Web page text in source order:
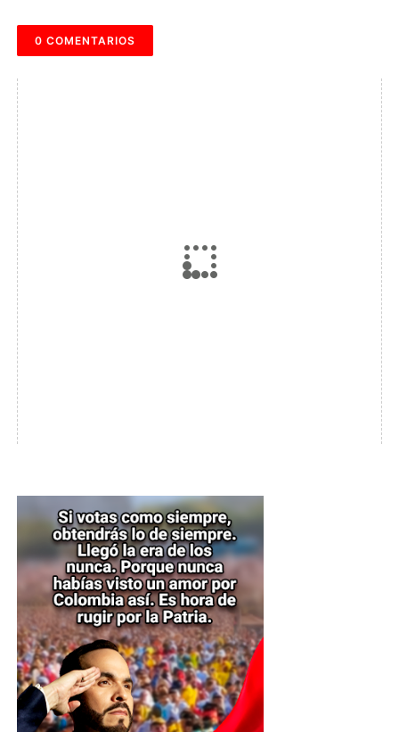
0 COMENTARIOS